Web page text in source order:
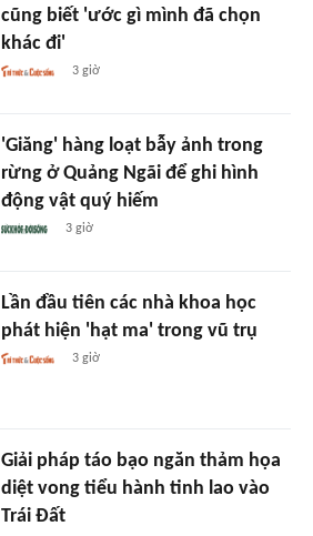
cũng biết 'ước gì mình đã chọn
khác đi'
3 giờ
'Giăng' hàng loạt bẫy ảnh trong
rừng ở Quảng Ngãi để ghi hình
động vật quý hiếm
3 giờ
Lần đầu tiên các nhà khoa học
phát hiện 'hạt ma' trong vũ trụ
3 giờ
Giải pháp táo bạo ngăn thảm họa
diệt vong tiểu hành tinh lao vào
Trái Đất